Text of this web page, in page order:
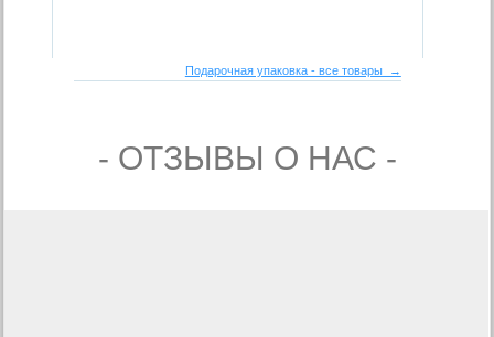
Подарочная упаковка - все товары →
- ОТЗЫВЫ О НАС -